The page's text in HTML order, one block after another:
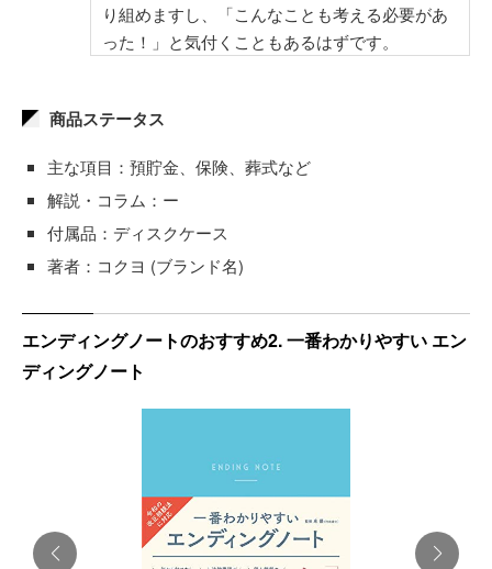
り組めますし、「こんなことも考える必要があ
った！」と気付くこともあるはずです。
商品ステータス
主な項目：預貯金、保険、葬式など
解説・コラム：ー
付属品：ディスクケース
著者：コクヨ (ブランド名)
エンディングノートのおすすめ2. 一番わかりやすい エン
ディングノート